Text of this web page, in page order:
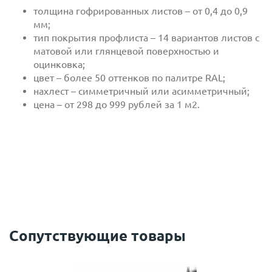
толщина гофрированных листов – от 0,4 до 0,9
мм;
тип покрытия профлиста – 14 вариантов листов с
матовой или глянцевой поверхностью и
оцинковка;
цвет – более 50 оттенков по палитре RAL;
нахлест – симметричный или асимметричный;
цена – от 298 до 999 рублей за 1 м2.
используемый для покрытия крыш благодаря его
прочности, долговечности и легкости. Толщина
Сопутствующие товары